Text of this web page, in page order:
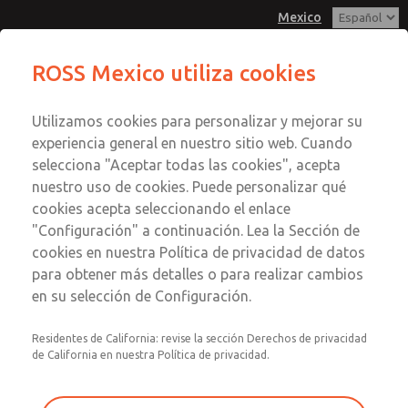
Mexico
Cuenta
Registrarse
Inscribirse
Serie MD3
MD353ECA6CC2Q
Enviar esta página por correo
electrónico
Servicio al Cliente
1-800-GET-ROSS
Servicio Tecnico
1-888-TEK-ROSS
ROSS Mexico utiliza cookies
Utilizamos cookies para personalizar y mejorar su
experiencia general en nuestro sitio web. Cuando
selecciona "Aceptar todas las cookies", acepta
nuestro uso de cookies. Puede personalizar qué
cookies acepta seleccionando el enlace
"Configuración" a continuación. Lea la Sección de
cookies en nuestra Política de privacidad de datos
para obtener más detalles o para realizar cambios
en su selección de Configuración.
Residentes de California: revise la sección Derechos de privacidad
de California en nuestra Política de privacidad.